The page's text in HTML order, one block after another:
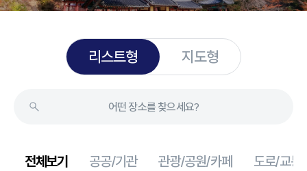
리스트형 지도형
전체보기 공공/기관 관광/공원/카페 도로/교통